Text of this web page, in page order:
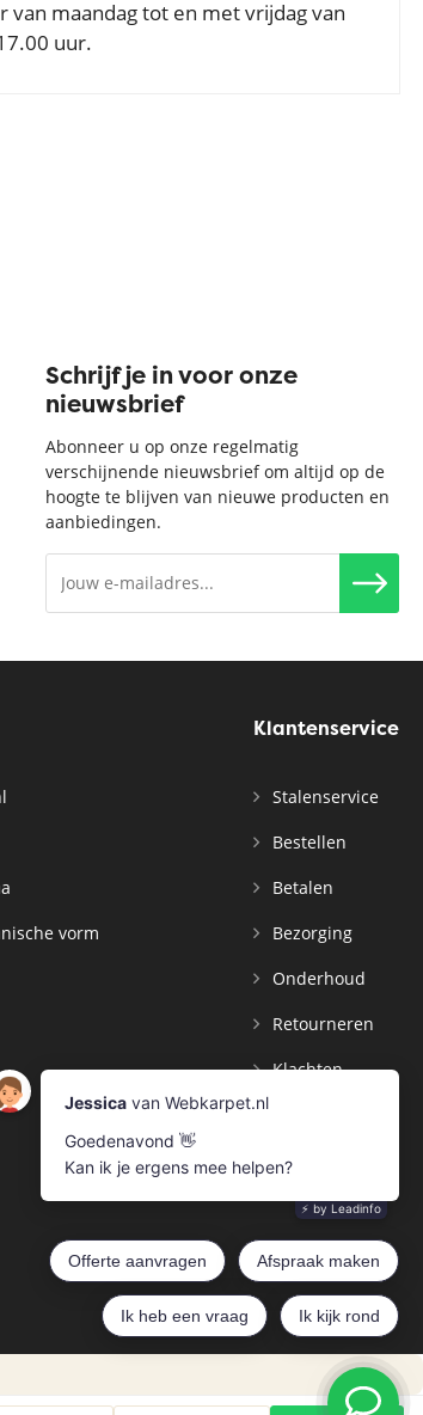
van maandag tot en met vrijdag van
uur.
Schrijf je in voor onze
nieuwsbrief
Abonneer u op onze regelmatig
verschijnende nieuwsbrief om altijd op de
hoogte te blijven van nieuwe producten en
aanbiedingen.
vorm
Klantenservice
Stalenservice
Bestellen
Betalen
Bezorging
Onderhoud
Retourneren
Klachten
Contact
Mijn Account